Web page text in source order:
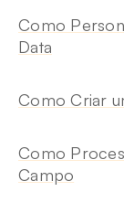
Como
Data
Como Criar
Como
Campo